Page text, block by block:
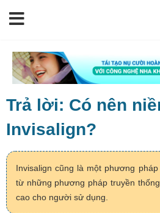
Trả lời: Có nên
Invisalign?
Invisalign cũng là một phương
từ những phương pháp truyền
cao cho người sử dụng.